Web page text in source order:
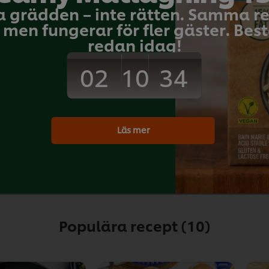
Populära recept (10)
grädden – inte rätten. Samma
fungerar för fler gäster.
redan idag!
02 10 34
Läs mer